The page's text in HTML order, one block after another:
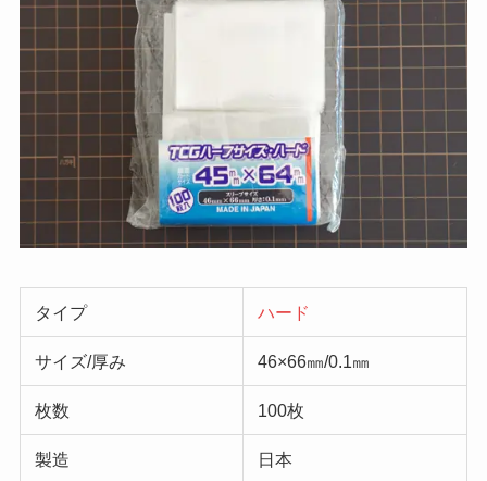
タイプ ハード
サイズ/厚み 46×66㎜/0.1㎜
枚数 100枚
製造 日本